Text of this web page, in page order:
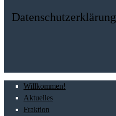
Datenschutzerklärung
Willkommen!
Aktuelles
Fraktion